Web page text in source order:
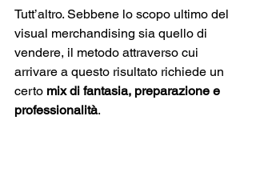
Tutt’altro. Sebbene lo scopo ultimo del
visual merchandising sia quello di
vendere, il metodo attraverso cui
arrivare a questo risultato richiede un
certo mix di fantasia, preparazione e
professionalità.